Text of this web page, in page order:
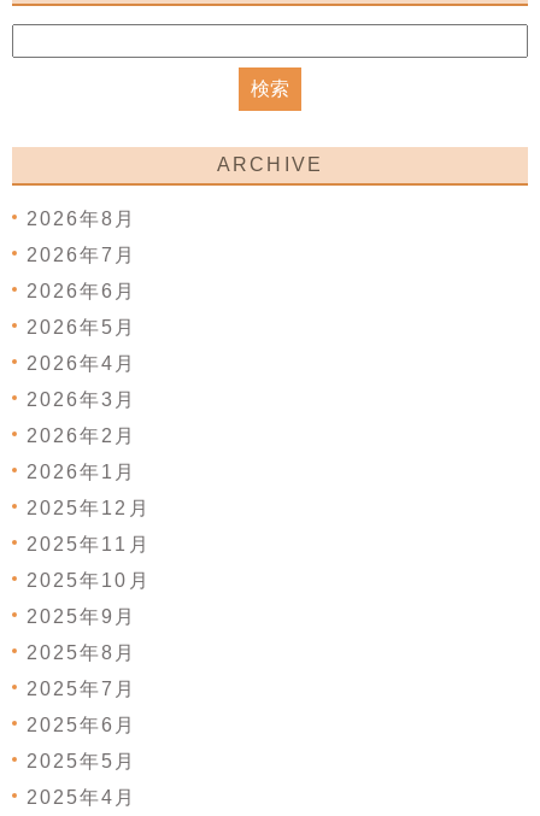
ARCHIVE
2026年8月
2026年7月
2026年6月
2026年5月
2026年4月
2026年3月
2026年2月
2026年1月
2025年12月
2025年11月
2025年10月
2025年9月
2025年8月
2025年7月
2025年6月
2025年5月
2025年4月